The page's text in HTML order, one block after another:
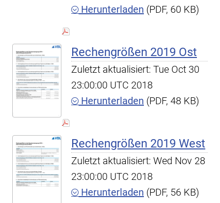
Herunterladen (PDF, 60 KB)
Rechengrößen 2019 Ost
Zuletzt aktualisiert: Tue Oct 30
23:00:00 UTC 2018
Herunterladen (PDF, 48 KB)
Rechengrößen 2019 West
Zuletzt aktualisiert: Wed Nov 28
23:00:00 UTC 2018
Herunterladen (PDF, 56 KB)